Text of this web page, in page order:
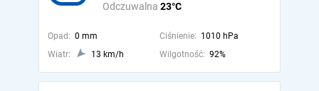
Odczuwalna 23°C
Opad: 0 mm Ciśnienie: 1010 hPa
Wiatr:
13 km/h Wilgotność: 92%